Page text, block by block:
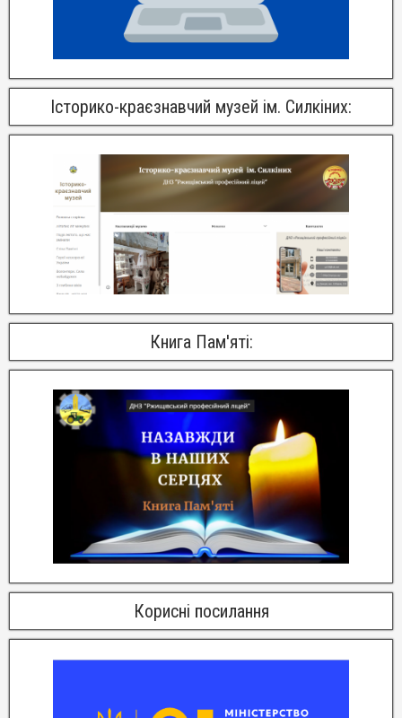
Історико-краєзнавчий музей ім. Силкіних:
Книга Пам'яті:
Корисні посилання